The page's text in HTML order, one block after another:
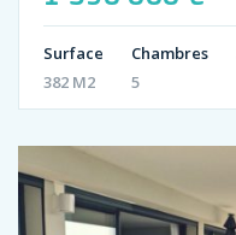
Surface
382 M2
Chambres
5